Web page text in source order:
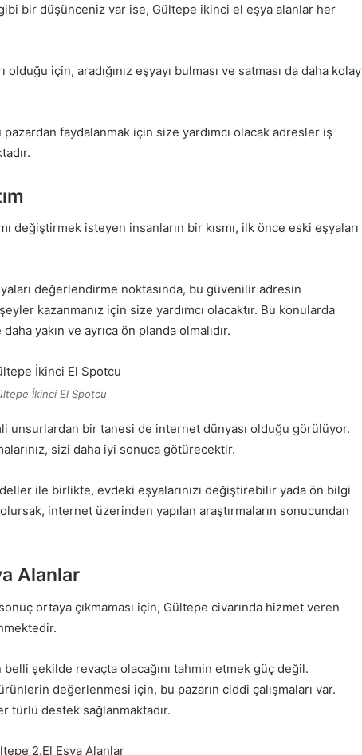
bir düşünceniz var ise, Gültepe ikinci el eşya alanlar her
için, aradığınız eşyayı bulması ve satması da daha kolay
faydalanmak için size yardımcı olacak adresler iş
değiştirmek isteyen insanların bir kısmı, ilk önce eski eşyaları
değerlendirme noktasında, bu güvenilir adresin
kazanmanız için size yardımcı olacaktır. Bu konularda
yakın ve ayrıca ön planda olmalıdır.
İkinci El Spotcu
unsurlardan bir tanesi de internet dünyası olduğu görülüyor.
sizi daha iyi sonuca götürecektir.
ile birlikte, evdeki eşyalarınızı değiştirebilir yada ön bilgi
internet üzerinden yapılan araştırmaların sonucundan
Alanlar
ortaya çıkmaması için, Gültepe civarında hizmet veren
şekilde revaçta olacağını tahmin etmek güç değil.
değerlenmesi için, bu pazarın ciddi çalışmaları var.
türlü destek sağlanmaktadır.